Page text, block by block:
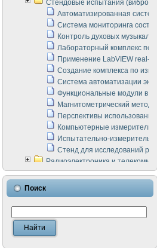
Стендовые испытания
Автоматизированная
Система мониторинга
Контроль духовых
Лабораторный комплекс по
Применение LabVIEW real-
Создание комплекса по
Система автоматизации
Функциональные модули в
Магнитометрический метод
Перспективы
Компьютерные
Испытательно-
Стенд для исследований
Радиоэлектроника и
LabVIEW в расчетах
Аппаратно-программный
Виртуальный лабораторный
Измерение шумовых
Измерительный
Инструменты для
Инструменты для
Поиск